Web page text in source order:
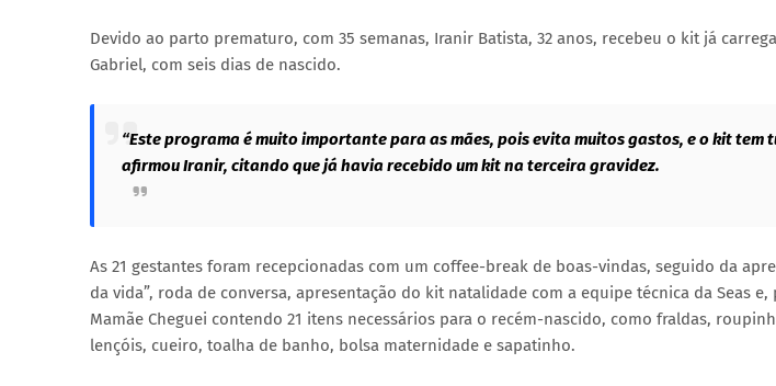
Devido ao parto prematuro, com 35 semanas, Iranir Batista, 32 anos, recebeu o kit já
Gabriel, com seis dias de nascido.
“Este programa é muito importante para as mães, pois evita muitos gastos, e o kit tem
afirmou Iranir, citando que já havia recebido um kit na terceira gravidez.
As 21 gestantes foram recepcionadas com um coffee-break de boas-vindas, seguido da
da vida”, roda de conversa, apresentação do kit natalidade com a equipe técnica da Seas
Mamãe Cheguei contendo 21 itens necessários para o recém-nascido, como fraldas,
lençóis, cueiro, toalha de banho, bolsa maternidade e sapatinho.